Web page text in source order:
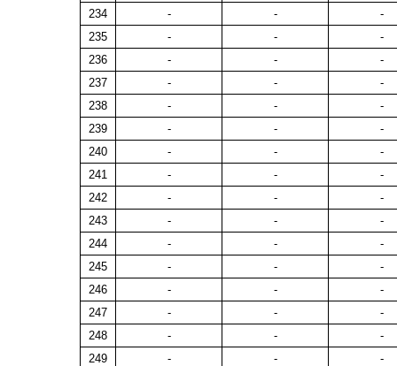
234
- -
-
235
- -
-
236
- -
-
237
- -
-
238
- -
-
239
- -
-
240
- -
-
241
- -
-
242
- -
-
243
- -
-
244
- -
-
245
- -
-
246
- -
-
247
- -
-
248
- -
-
249
- -
-